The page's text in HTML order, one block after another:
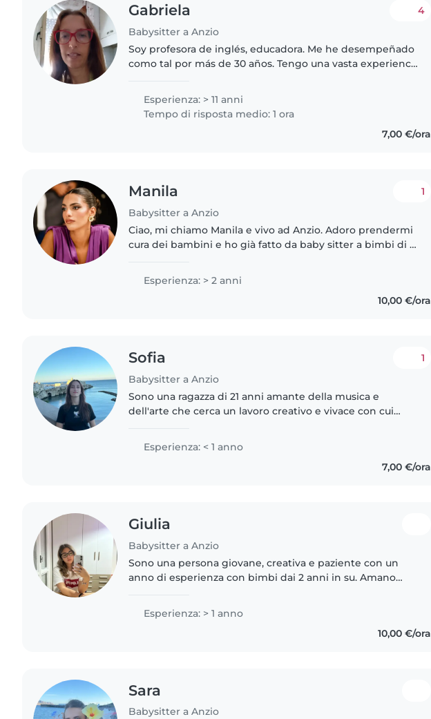
Gabriela
Babysitter a Anzio
4
Soy profesora de inglés, educadora. Me he desempeñado
como tal por más de 30 años. Tengo una vasta experiencia
hijos. Soy una..
Esperienza: > 11 anni
Tempo di risposta medio: 1 ora
7,00 €/ora
Manila
Babysitter a Anzio
1
Ciao, mi chiamo Manila e vivo ad Anzio. Adoro prendermi
cura dei bambini e ho già fatto da baby sitter a bimbi di 3,
all'aperto,..
Esperienza: > 2 anni
10,00 €/ora
Sofia
Babysitter a Anzio
1
Sono una ragazza di 21 anni amante della musica e
dell'arte che cerca un lavoro creativo e vivace con cui
in una famiglia..
Esperienza: < 1 anno
7,00 €/ora
Giulia
Babysitter a Anzio
Sono una persona giovane, creativa e paziente con un
anno di esperienza con bimbi dai 2 anni in su. Amano
Esperienza: > 1 anno
10,00 €/ora
Sara
Babysitter a Anzio